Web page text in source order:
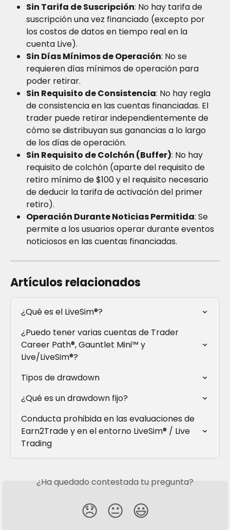
Sin Tarifa de Suscripción: No hay tarifa de
suscripción una vez financiado (excepto por
los costos de datos en tiempo real en la
cuenta Live).
Sin Días Mínimos de Operación: No se
requieren días mínimos de operación para
poder retirar.
Sin Requisito de Consistencia: No hay regla
de consistencia en las cuentas financiadas. El
trader puede retirar independientemente de
cómo se distribuyan sus ganancias a lo largo
de los días de operación.
Sin Requisito de Colchón (Buffer): No hay
requisito de colchón (aparte del requisito de
retiro mínimo de $100 y el requisito necesario
de deducir la tarifa de activación del primer
retiro).
Operación Durante Noticias Permitida: Se
permite a los usuarios operar durante eventos
noticiosos en las cuentas financiadas.
Artículos relacionados
¿Qué es el LiveSim®?
¿Puedo tener varias cuentas de Trader
Career Path®, Gauntlet Mini™ y
Live/LiveSim®?
Tipos de drawdown
¿Qué es un drawdown fijo?
Conducta prohibida en las evaluaciones de
Earn2Trade y en el entorno LiveSim® / Live
Trading
¿Ha quedado contestada tu pregunta?
😞 😐 😃